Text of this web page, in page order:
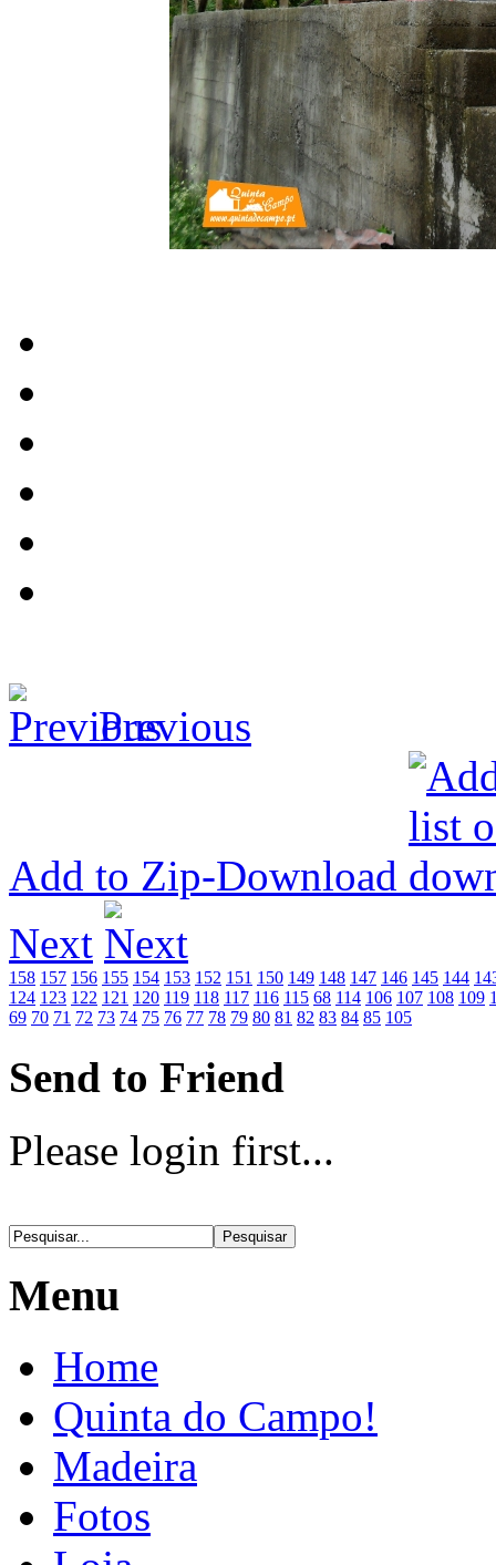
Previous
Add to Zip-Download
Next
158 157 156 155 154 153 152 151 150 149 148 147 146 145 144
124 123 122 121 120 119 118 117 116 115 68 114 106 107 108 109
69 70 71 72 73 74 75 76 77 78 79 80 81 82 83 84 85 105
Send to Friend
Please login first...
Menu
Home
Quinta do Campo!
Madeira
Fotos